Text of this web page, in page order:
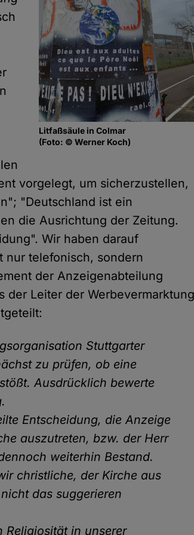
Litfaßsäule in Colmar
(Foto: © Werner Koch)
vorgelegt, um sicherzustellen,
"Deutschland ist ein
die Ausrichtung der Zeitung.
Wir haben darauf
nur telefonisch, sondern
der Anzeigenabteilung
der Leiter der Werbevermarktung
Stuttgarter
zu prüfen, ob eine
Ausdrücklich bewerte
Entscheidung, die Anzeige
auszutreten, bzw. der Herr
weiterhin Bestand.
christliche, der Kirche aus
das suggerieren
Religiosität in unserer